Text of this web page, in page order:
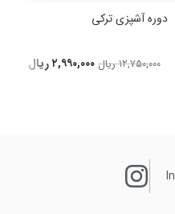
دوره آشپزی ترکی
۱۲,۷۵۰,۰۰۰ ریال ۲,۹۹۰,۰۰۰ریال